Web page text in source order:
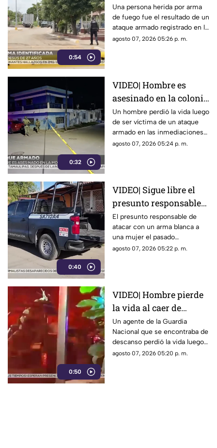
0:54
comunidad de El
Chilillo en Mazatlán
Una persona herida por arma
de fuego fue el resultado de un
ataque armado registrado en la
comunidad de El Chilillo, al
agosto 07, 2026 05:26 p. m.
0:32
VIDEO| Hombre es
asesinado en la colonia
Morelos en Mazatlán
Un hombre perdió la vida luego
de ser víctima de un ataque
armado en las inmediaciones
de la colonia Morelos, al
agosto 07, 2026 05:24 p. m.
0:40
VIDEO| Sigue libre el
presunto responsable
de atacar con arma
blanca a una mujer en
Los Mochis
El presunto responsable de
atacar con un arma blanca a
una mujer el pasado
miércoles, dentro de una
agosto 07, 2026 05:22 p. m.
0:50
VIDEO| Hombre pierde
la vida al caer de
acantilado en el Paseo
del Centenario en
Mazatlán
Un agente de la Guardia
Nacional que se encontraba de
descanso perdió la vida luego
de caer desde el Paseo del
agosto 07, 2026 05:20 p. m.